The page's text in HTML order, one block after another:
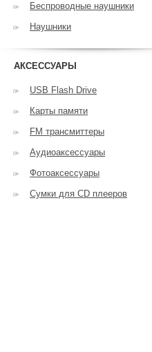
Беспроводные наушники
Наушники
АКСЕССУАРЫ
USB Flash Drive
Карты памяти
FM трансмиттеры
Аудиоаксессуары
Фотоаксессуары
Сумки для CD плееров